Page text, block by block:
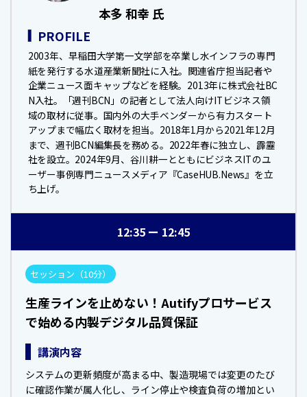
本多 和幸 氏
PROFILE
2003年、早稲田大学第一文学部を卒業し水インフラの専門
紙を発行する水道産業新聞社に入社。関連省庁担当記者や
企業ニュース面キャップなどを経験。2013年に株式会社BC
N入社。「週刊BCN」の記者として法人向けITビジネス領
域の取材に従事。国内外の大手ベンダーから有力スタート
アップまで幅広く取材を担当。2018年1月から2021年12月
まで、週刊BCN編集長を務める。2022年春に独立し、霹靂
社を設立。2024年9月、谷川耕一とともにビジネスITのユ
ーザー事例専門ニュースメディア『CaseHUB.News』を立
ち上げ。
12:35 12:45
セッション（10分）
生産ラインを止めない！Autifyプロサービス
で始める内製デジタル品質保証
講演内容
システムの更新頻度が高まる中、製造現場では変更のたび
に確認作業が属人化し、ライン停止や検査負荷の増加とい